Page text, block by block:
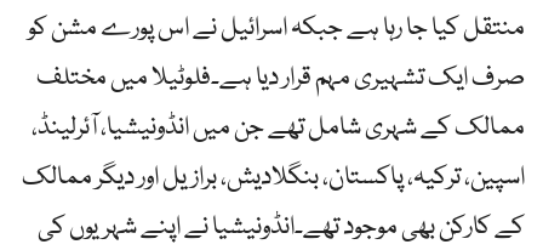
منتقل کیا جا رہا ہے جبکہ اسرائیل نے اس پورے مشن کو
صرف ایک تشہیری مہم قرار دیا ہے۔فلوٹیلا میں مختلف
ممالک کے شہری شامل تھے جن میں انڈونیشیا، آئرلینڈ،
اسپین، ترکیہ، پاکستان، بنگلادیش، برازیل اور دیگر ممالک
کے کارکن بھی موجود تھے۔انڈونیشیا نے اپنے شہریوں کی